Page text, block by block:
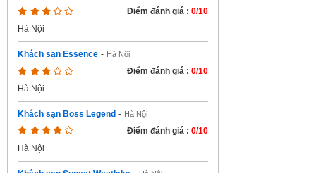
Điểm đánh giá : 0/10
Hà Nội
Khách sạn Essence - Hà Nội
Điểm đánh giá : 0/10
Hà Nội
Khách sạn Boss Legend - Hà Nội
Điểm đánh giá : 0/10
Hà Nội